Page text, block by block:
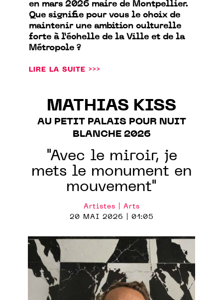
en mars 2026 maire de Montpellier.
Que signifie pour vous le choix de
maintenir une ambition culturelle
forte à l’échelle de la Ville et de la
Métropole ?
LIRE LA SUITE >>>
MATHIAS KISS
AU PETIT PALAIS POUR NUIT
BLANCHE 2026
"Avec le miroir, je
mets le monument en
mouvement"
Artistes | Arts
20 MAI 2026 | 01:05